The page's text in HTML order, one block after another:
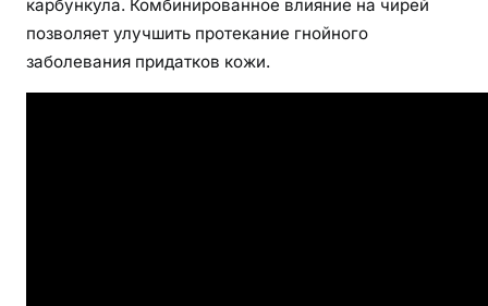
карбункула. Комбинированное влияние на чирей
позволяет улучшить протекание гнойного
заболевания придатков кожи.